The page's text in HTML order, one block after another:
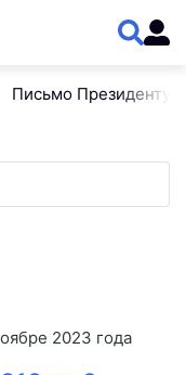
Письмо Президенту
2023 года